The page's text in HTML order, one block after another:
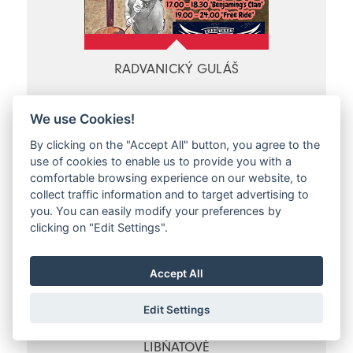
RADVANICKÝ GULÁŠ
Pá 27.06.2025 - Ne 29.06.2025
LIBŇATOVĚ
We use Cookies!
By clicking on the "Accept All" button, you agree to the
use of cookies to enable us to provide you with a
comfortable browsing experience on our website, to
collect traffic information and to target advertising to
you. You can easily modify your preferences by
clicking on "Edit Settings".
Accept All
Edit Settings